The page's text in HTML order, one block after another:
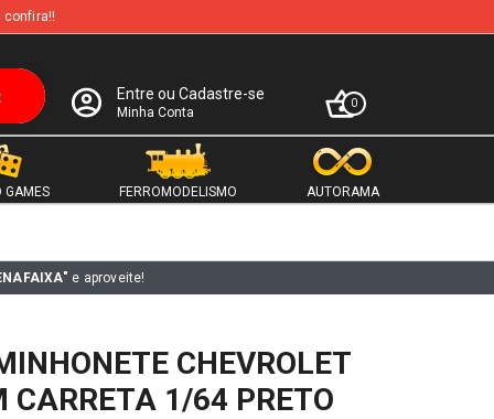
confira!!
Entre ou Cadastre-se
Minha Conta
0
GAMES FERROMODELISMO AUTORAMA
e aproveite!
CHEVROLET
CARRETA 1/64 PRETO